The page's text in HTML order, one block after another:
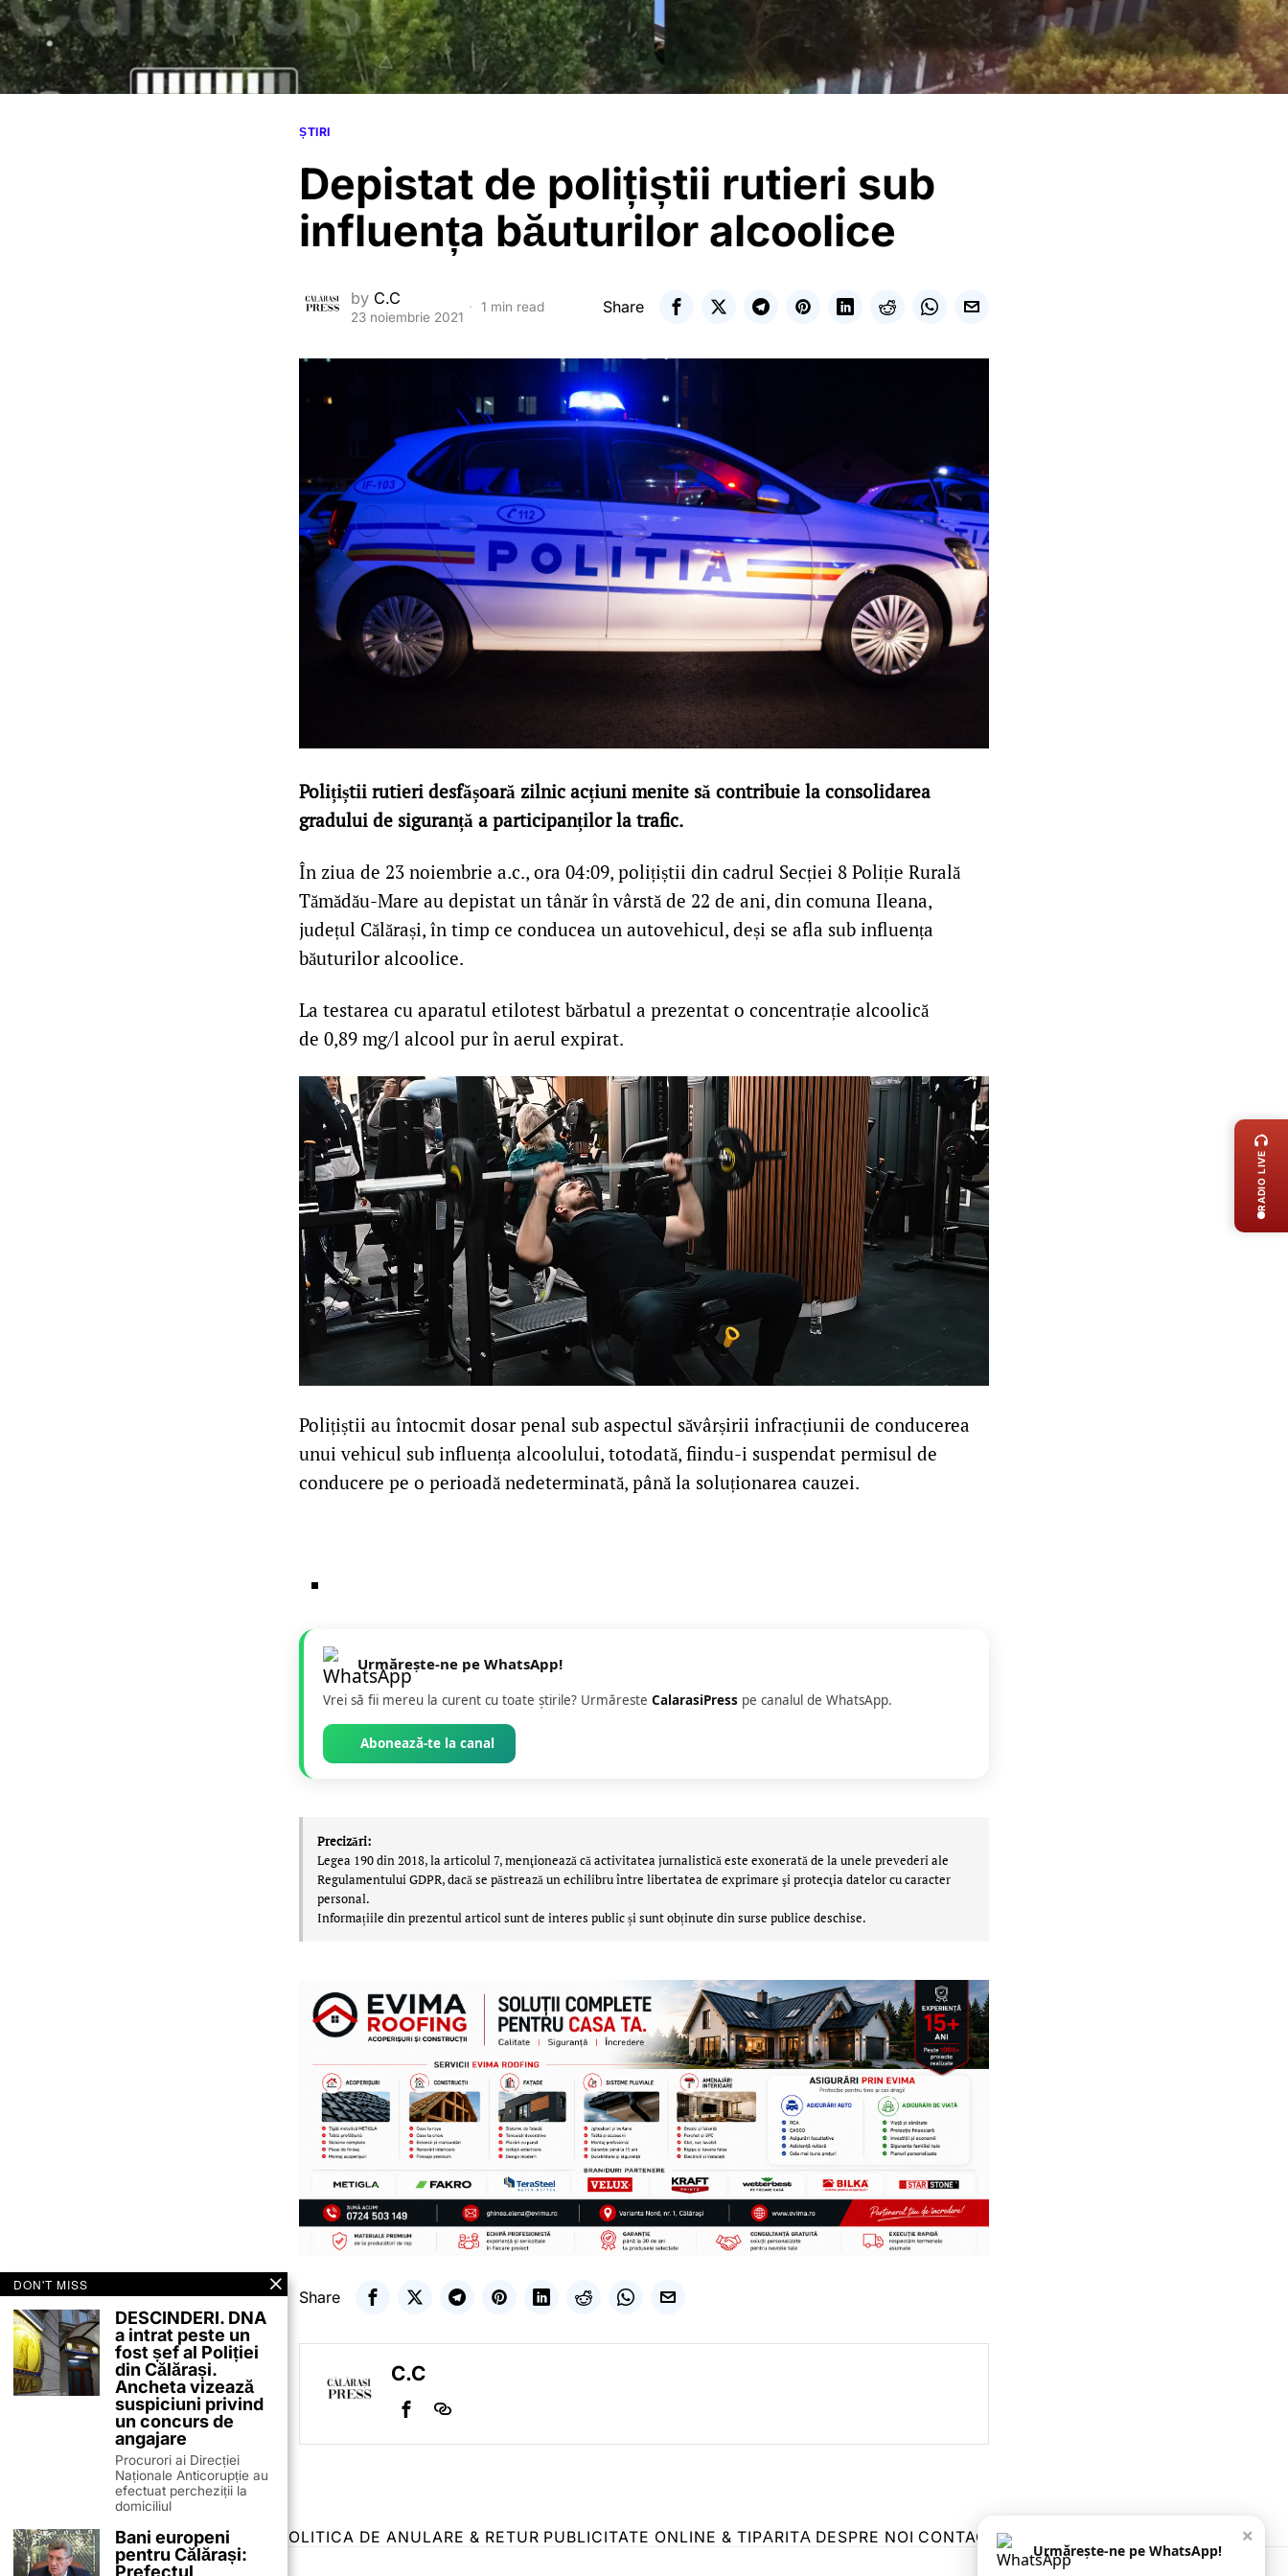
ȘTIRI
Depistat de polițiștii rutieri sub
influența băuturilor alcoolice
by C.C
23 noiembrie 2021
1 min read Share
Polițiștii rutieri desfășoară zilnic acțiuni menite să contribuie la consolidarea
gradului de siguranță a participanților la trafic.
În ziua de 23 noiembrie a.c., ora 04:09, polițiștii din cadrul Secției 8 Poliție Rurală
Tămădău-Mare au depistat un tânăr în vârstă de 22 de ani, din comuna Ileana,
județul Călărași, în timp ce conducea un autovehicul, deși se afla sub influența
băuturilor alcoolice.
La testarea cu aparatul etilotest bărbatul a prezentat o concentrație alcoolică
de 0,89 mg/l alcool pur în aerul expirat.
Polițiștii au întocmit dosar penal sub aspectul săvârșirii infracțiunii de conducerea
unui vehicul sub influența alcoolului, totodată, fiindu-i suspendat permisul de
conducere pe o perioadă nedeterminată, până la soluționarea cauzei.
Urmărește-ne pe WhatsApp!
Vrei să fii mereu la curent cu toate știrile? Urmăreste CalarasiPress pe canalul de WhatsApp.
Abonează-te la canal
Precizări:
Legea 190 din 2018, la articolul 7, menţionează că activitatea jurnalistică este exonerată de la unele prevederi ale
Regulamentului GDPR, dacă se păstrează un echilibru între libertatea de exprimare şi protecţia datelor cu caracter
personal.
Informațiile din prezentul articol sunt de interes public și sunt obținute din surse publice deschise.
Share
C.C
TERMENI ȘI CONDIȚII COOKIES POLITICA DE ANULARE & RETUR PUBLICITATE ONLINE & TIPĂRITĂ DESPRE NOI CONTACT ZIARUL ANUNȚUL CĂLĂRĂȘEAN
×
Urmărește-ne pe WhatsApp!
RADIO LIVE
DON'T MISS
DESCINDERI. DNA
a intrat peste un
fost șef al Poliției
din Călărași.
Ancheta vizează
suspiciuni privind
un concurs de
angajare
Procurori ai Direcției
Naționale Anticorupție au
efectuat percheziții la
domiciliul
Bani europeni
pentru Călărași:
Prefectul